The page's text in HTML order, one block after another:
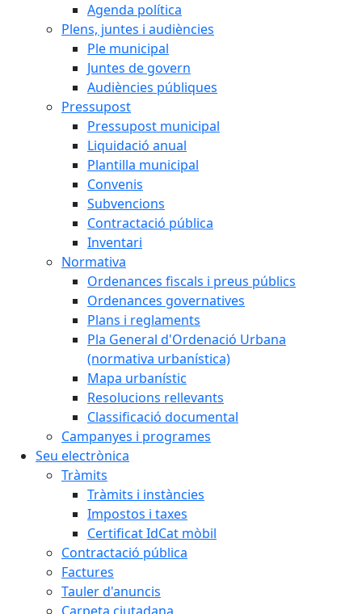
Agenda política
Plens, juntes i audiències
Ple municipal
Juntes de govern
Audiències públiques
Pressupost
Pressupost municipal
Liquidació anual
Plantilla municipal
Convenis
Subvencions
Contractació pública
Inventari
Normativa
Ordenances fiscals i preus públics
Ordenances governatives
Plans i reglaments
Pla General d'Ordenació Urbana
(normativa urbanística)
Mapa urbanístic
Resolucions rellevants
Classificació documental
Campanyes i programes
Seu electrònica
Tràmits
Tràmits i instàncies
Impostos i taxes
Certificat IdCat mòbil
Contractació pública
Factures
Tauler d'anuncis